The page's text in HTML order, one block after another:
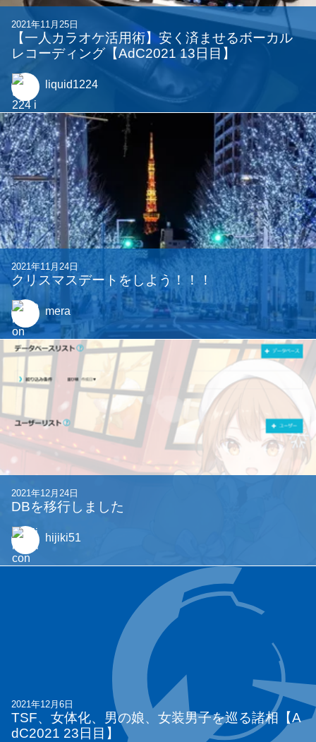
2021年11月25日
【一人カラオケ活用術】安く済ませるボーカル
レコーディング【AdC2021 13日目】
liquid1224
2021年11月24日
クリスマスデートをしよう！！！
mera
2021年12月24日
DBを移行しました
hijiki51
2021年12月6日
TSF、女体化、男の娘、女装男子を巡る諸相【A
dC2021 23日目】